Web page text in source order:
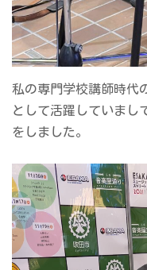
私の専門学校講師時代
として活躍していまし
をしました。